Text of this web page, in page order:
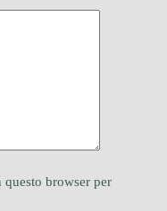
browser per